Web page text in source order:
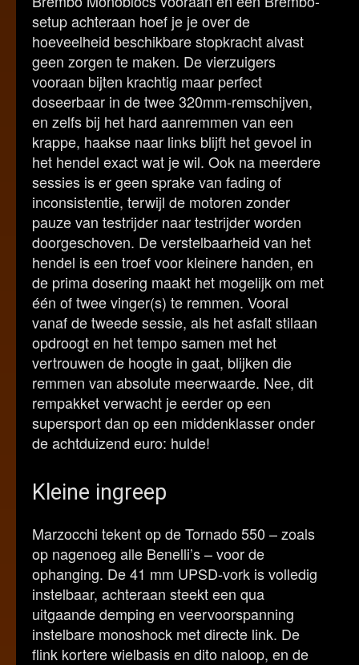
setup achteraan hoef je je over de
hoeveelheid beschikbare stopkracht alvast
geen zorgen te maken. De vierzuigers
vooraan bijten krachtig maar perfect
doseerbaar in de twee 320mm-remschijven,
en zelfs bij het hard aanremmen van een
krappe, haakse naar links blijft het gevoel in
het hendel exact wat je wil. Ook na meerdere
sessies is er geen sprake van fading of
inconsistentie, terwijl de motoren zonder
pauze van testrijder naar testrijder worden
doorgeschoven. De verstelbaarheid van het
hendel is een troef voor kleinere handen, en
de prima dosering maakt het mogelijk om met
één of twee vinger(s) te remmen. Vooral
vanaf de tweede sessie, als het asfalt stilaan
opdroogt en het tempo samen met het
vertrouwen de hoogte in gaat, blijken die
remmen van absolute meerwaarde. Nee, dit
rempakket verwacht je eerder op een
supersport dan op een middenklasser onder
de achtduizend euro: hulde!
Kleine ingreep
Marzocchi tekent op de Tornado 550 – zoals
op nagenoeg alle Benelli’s – voor de
ophanging. De 41 mm UPSD-vork is volledig
instelbaar, achteraan steekt een qua
uitgaande demping en veervoorspanning
instelbare monoshock met directe link. De
flink kortere wielbasis en dito naloop, en de